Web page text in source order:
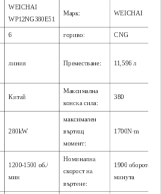
WEICHAI
WP12NG380E51
Марк: WEICHAI
6 гориво: CNG
линия Преместване: 11,596 л
Китай
Максимална
конска сила:
380
280kW
максимален
въртящ
момент:
1700N·m
1200-1500 об./
мин
Номинална
скорост на
въртене:
1900 оборота в
минута